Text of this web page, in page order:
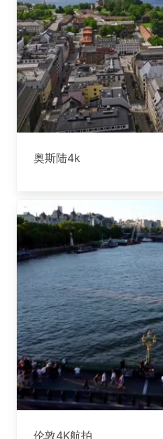
奥斯陆4k
伦敦4K航拍